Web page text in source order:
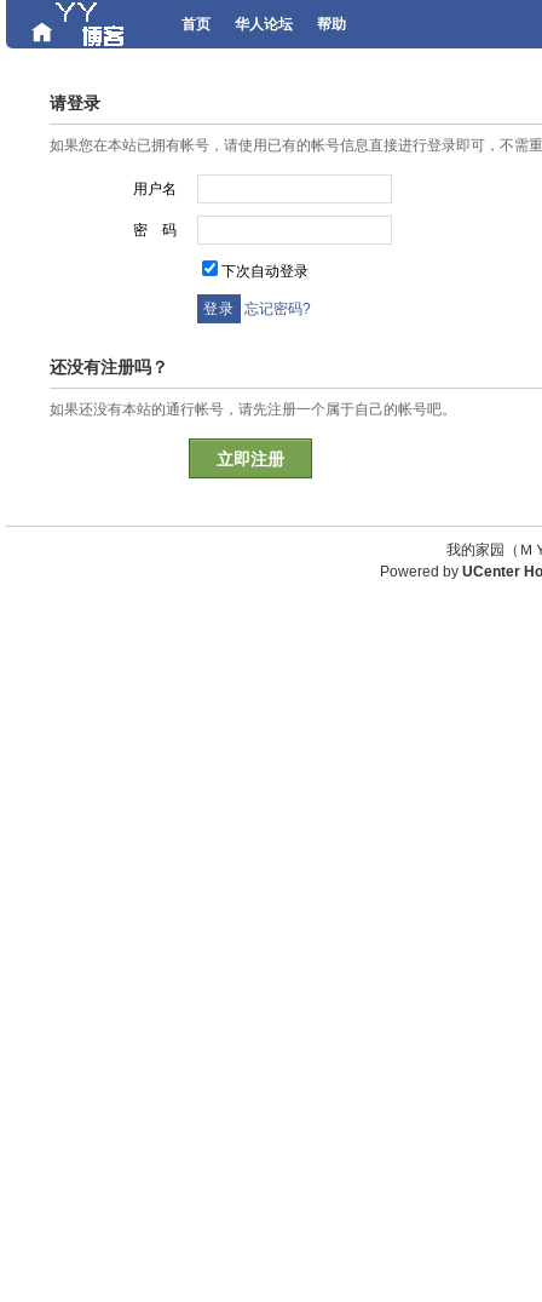
首页 华人论坛 帮助
请登录
如果您在本站已拥有帐号，请使用已有的帐号信息直接进行登录即可，不需
用户名
密 码
下次自动登录
忘记密码?
还没有注册吗？
如果还没有本站的通行帐号，请先注册一个属于自己的帐号吧。
立即注册
我的家园（
Powered by UCenter